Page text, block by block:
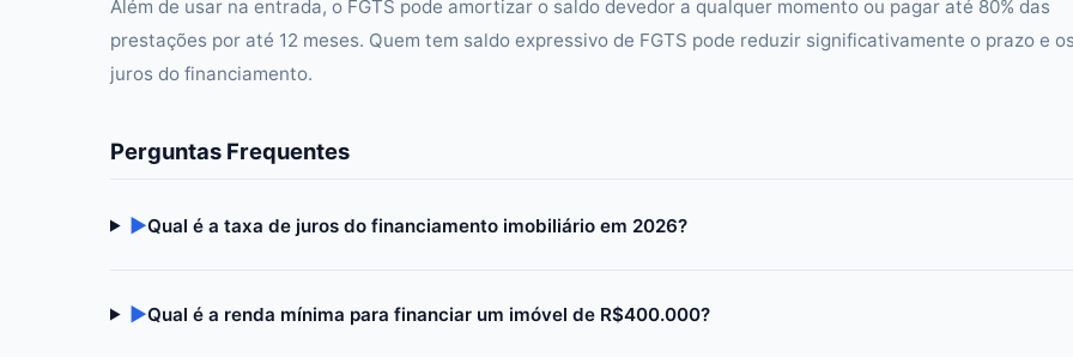
Além de usar na entrada, o FGTS pode amortizar o saldo devedor a qualquer momento ou pagar até 80% das
prestações por até 12 meses. Quem tem saldo expressivo de FGTS pode reduzir significativamente o prazo e
juros do financiamento.
Perguntas Frequentes
▶Qual é a taxa de juros do financiamento imobiliário em 2026?
▶Qual é a renda mínima para financiar um imóvel de R$400.000?